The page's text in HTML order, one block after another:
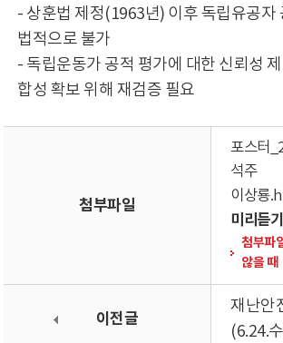
- 상훈법 제정(1963년) 이후 독립유공자
법적으로 불가
- 독립운동가 공적 평가에 대한 신뢰성
합성 확보 위해 재검증 필요
첨부파일
포스터
석주
이상룡
미리듣기]
첨부파
않을 때
이전글
재난안
(6.24.